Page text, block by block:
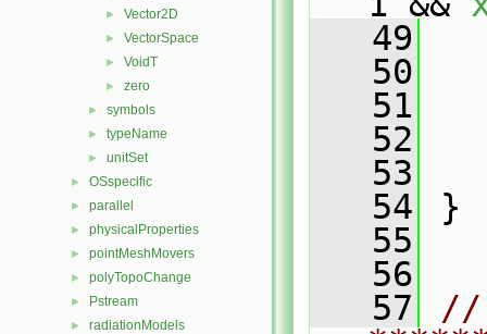
► Vector2D
► VectorSpace
► VoidT
► zero
► symbols
► typeName
► unitSet
► OSspecific
► parallel
► physicalProperties
► pointMeshMovers
► polyTopoChange
► Pstream
► radiationModels
   49
   50
   51
   52
   53
   54
}
   55
   56
   57
//